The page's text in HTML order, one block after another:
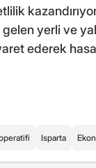
yerli ve
ederek
Isparta